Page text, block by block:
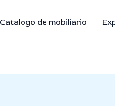
Catalogo de mobiliario